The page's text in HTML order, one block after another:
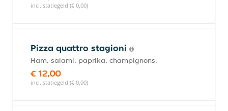
incl. statiegeld (€ 0,00)
Pizza quattro stagioni
Ham, salami, paprika, champignons.
€ 12,00
incl. statiegeld (€ 0,00)